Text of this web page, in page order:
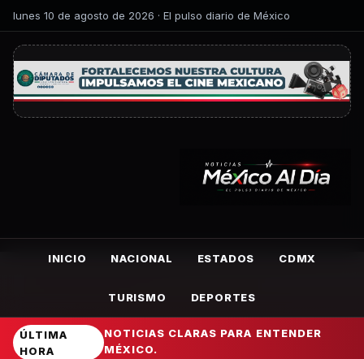
lunes 10 de agosto de 2026 · El pulso diario de México
INICIO NACIONAL ESTADOS CDMX
TURISMO DEPORTES
ÚLTIMA
HORA
NOTICIAS CLARAS PARA ENTENDER
MÉXICO.